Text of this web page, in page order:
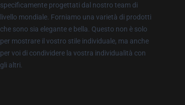
specificamente progettati dal nostro team di
livello mondiale. Forniamo una varietà di prodotti
che sono sia elegante e bella. Questo non è solo
per mostrare il vostro stile individuale, ma anche
per voi di condividere la vostra individualità con
gli altri.